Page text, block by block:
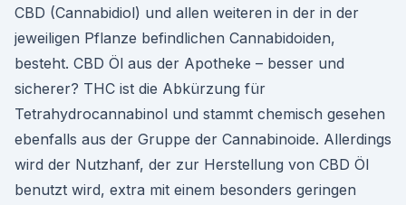
CBD (Cannabidiol) und allen weiteren in der in der
jeweiligen Pflanze befindlichen Cannabidoiden,
besteht. CBD Öl aus der Apotheke – besser und
sicherer? THC ist die Abkürzung für
Tetrahydrocannabinol und stammt chemisch gesehen
ebenfalls aus der Gruppe der Cannabinoide. Allerdings
wird der Nutzhanf, der zur Herstellung von CBD Öl
benutzt wird, extra mit einem besonders geringen